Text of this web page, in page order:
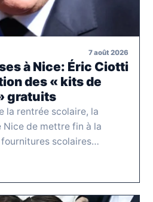
7 août 2026
à Nice: Éric Ciotti
des « kits de
gratuits
la rentrée scolaire, la
Nice de mettre fin à la
scolaires…